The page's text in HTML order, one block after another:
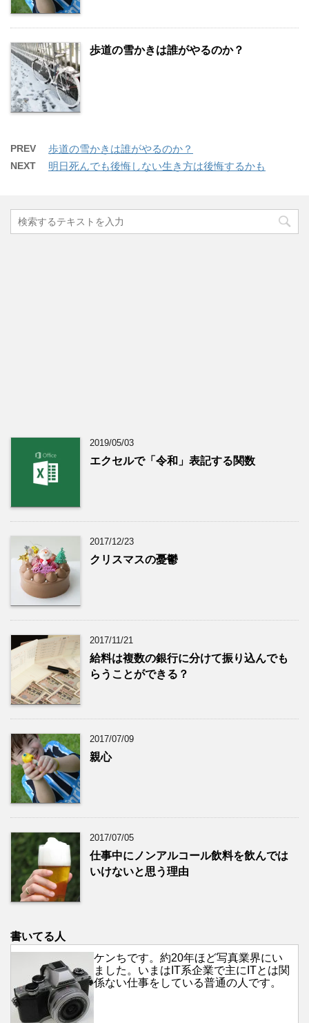
歩道の雪かきは誰がやるのか？
PREV 歩道の雪かきは誰がやるのか？
NEXT 明日死んでも後悔しない生き方は後悔するかも
2019/05/03
エクセルで「令和」表記する関数
2017/12/23
クリスマスの憂鬱
2017/11/21
給料は複数の銀行に分けて振り込んでも
らうことができる？
2017/07/09
親心
2017/07/05
仕事中にノンアルコール飲料を飲んでは
いけないと思う理由
書いてる人
ケンちです。約20年ほど写真業界にい
ました。いまはIT系企業で主にITとは関
係ない仕事をしている普通の人です。